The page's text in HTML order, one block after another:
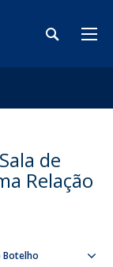
de
Relação
Botelho